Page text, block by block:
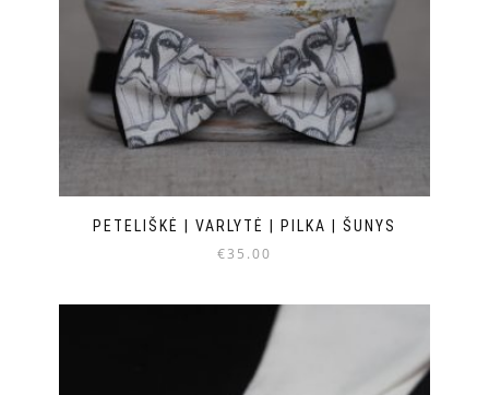
PETELIŠKĖ | VARLYTĖ | PILKA | ŠUNYS
€35.00